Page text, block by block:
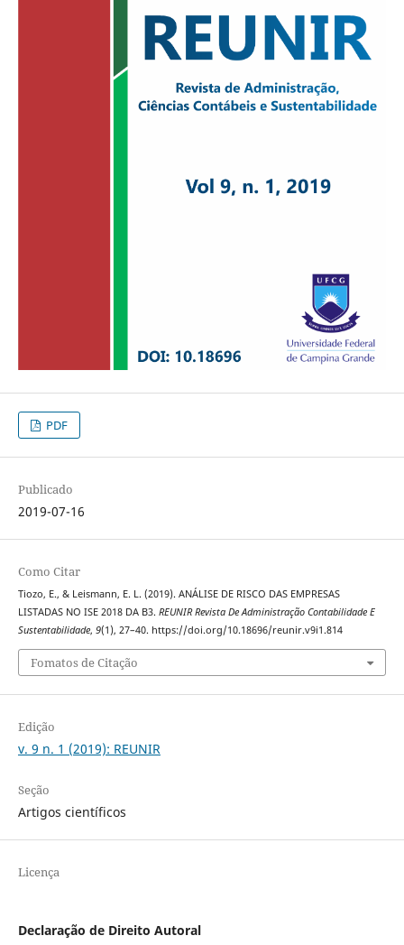
PDF
Publicado
2019-07-16
Como Citar
Tiozo, E., & Leismann, E. L. (2019). ANÁLISE DE RISCO DAS EMPRESAS
LISTADAS NO ISE 2018 DA B3. REUNIR Revista De Administração Contabilidade E
Sustentabilidade, 9(1), 27–40. https://doi.org/10.18696/reunir.v9i1.814
Fomatos de Citação
Edição
v. 9 n. 1 (2019): REUNIR
Seção
Artigos científicos
Licença
Declaração de Direito Autoral